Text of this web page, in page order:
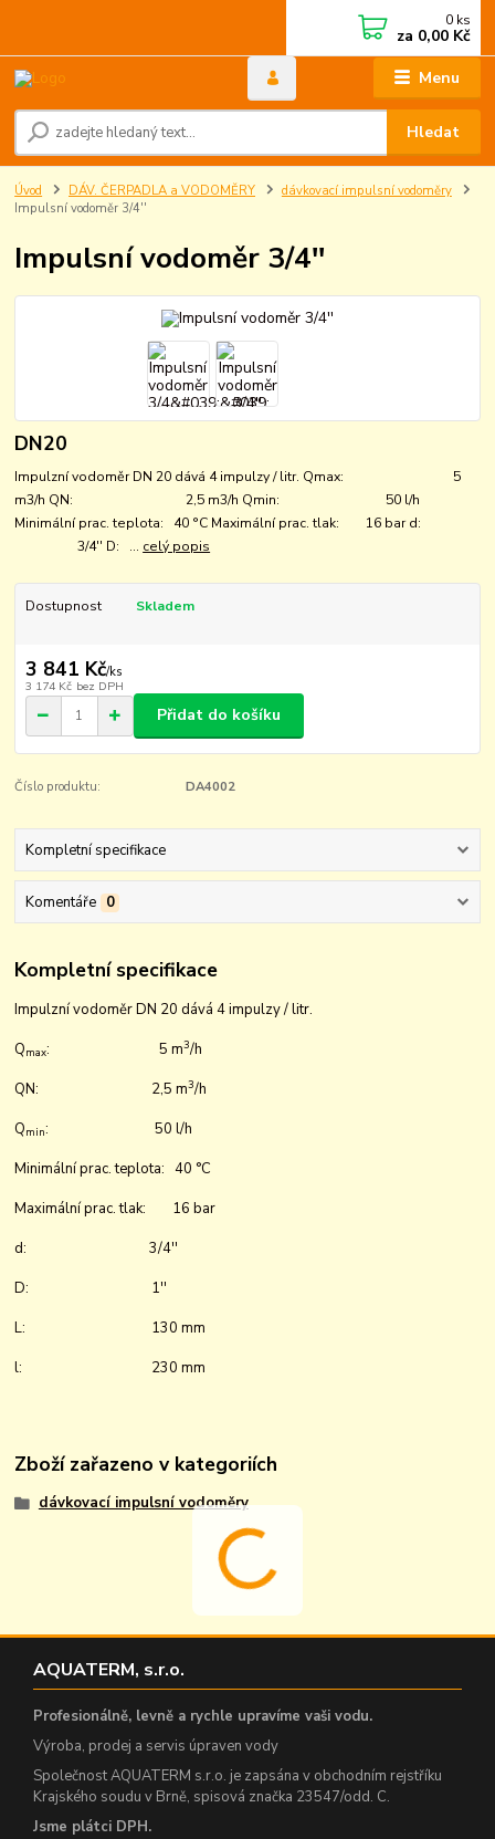
Menu
Hledat
0 ks
za 0,00 Kč
Úvod DÁV. ČERPADLA a VODOMĚRY
dávkovací impulsní vodoměry
Impulsní vodoměr 3/4''
Impulsní vodoměr 3/4''
DN20
Impulzní vodoměr DN 20 dává 4 impulzy / litr. Qmax: 5
m3/h QN: 2,5 m3/h Qmin: 50 l/h
Minimální prac. teplota: 40 °C Maximální prac. tlak: 16 bar d:
3/4'' D: ... celý popis
Dostupnost Skladem
3 841 Kč/ks
3 174 Kč bez DPH
Přidat do košíku
Číslo produktu: DA4002
Kompletní specifikace
Komentáře 0
Kompletní specifikace
Impulzní vodoměr DN 20 dává 4 impulzy / litr.
Qmax: 5 m3/h
QN: 2,5 m3/h
Qmin: 50 l/h
Minimální prac. teplota: 40 °C
Maximální prac. tlak: 16 bar
d: 3/4''
D: 1''
L: 130 mm
l: 230 mm
Zboží zařazeno v kategoriích
dávkovací impulsní vodoměry
AQUATERM, s.r.o.
Profesionálně, levně a rychle upravíme vaši vodu.
Výroba, prodej a servis úpraven vody
Společnost AQUATERM s.r.o. je zapsána v obchodním rejstříku
Krajského soudu v Brně, spisová značka 23547/odd. C.
Jsme plátci DPH.